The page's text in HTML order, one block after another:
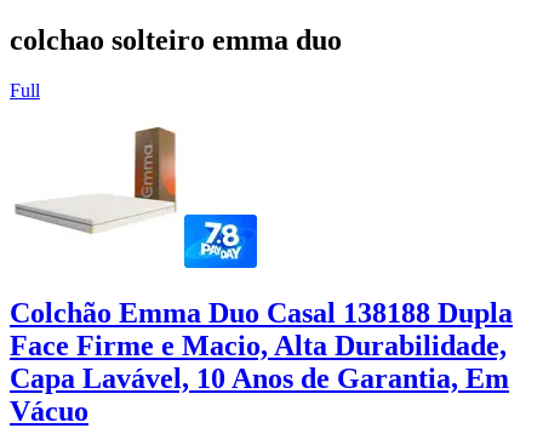
colchao solteiro emma duo
Full
Colchão Emma Duo Casal 138188 Dupla
Face Firme e Macio, Alta Durabilidade,
Capa Lavável, 10 Anos de Garantia, Em
Vácuo